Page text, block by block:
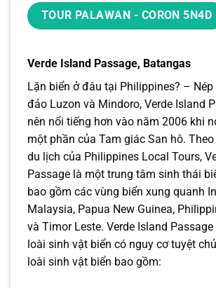
TOUR PALAWAN - CORON 5N4D
Verde Island Passage, Batangas
Lặn biển ở đâu tại Philippines? –
đảo Luzon và Mindoro, Verde Island
nên nổi tiếng hơn vào năm 2006 khi
một phần của Tam giác San hô.
du lịch của Philippines Local Tours,
Passage là một trung tâm sinh thái
bao gồm các vùng biển xung quanh
Malaysia, Papua New Guinea,
và Timor Leste. Verde Island
loài sinh vật biển có nguy cơ tuyệt
loài sinh vật biển bao gồm: